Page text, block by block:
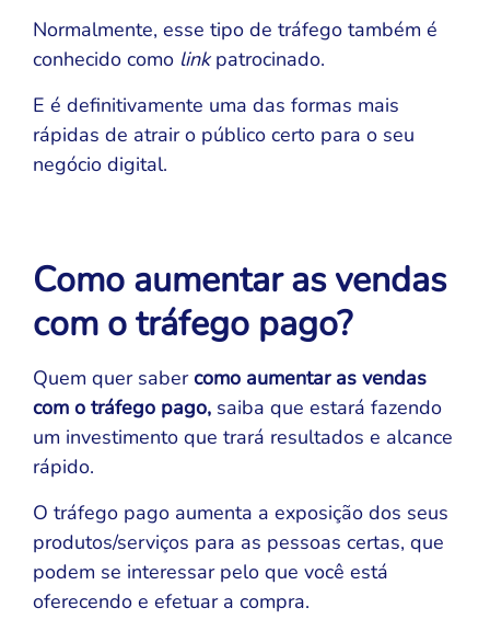
Normalmente, esse tipo de tráfego também é
conhecido como linkpatrocinado.
E é definitivamente uma das formas mais
rápidas de atrair o público certo para o seu
negócio digital.
Como aumentar as vendas
com o tráfego pago?
Quem quer sabercomo aumentar as vendas
com o tráfego pago, saiba que estará fazendo
um investimento que trará resultados e alcance
rápido.
O tráfego pago aumenta a exposição dos seus
produtos/serviços para as pessoas certas, que
podem se interessar pelo que você está
oferecendo e efetuar a compra.